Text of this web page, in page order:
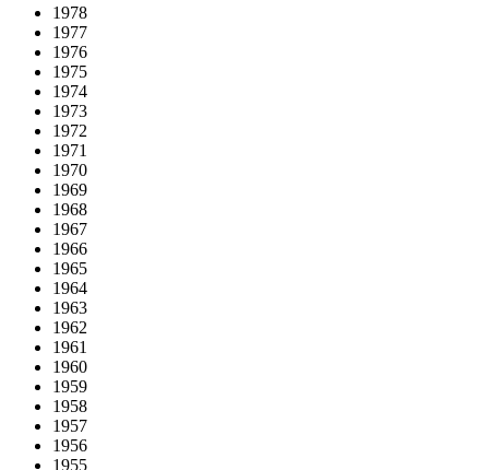
1978
1977
1976
1975
1974
1973
1972
1971
1970
1969
1968
1967
1966
1965
1964
1963
1962
1961
1960
1959
1958
1957
1956
1955